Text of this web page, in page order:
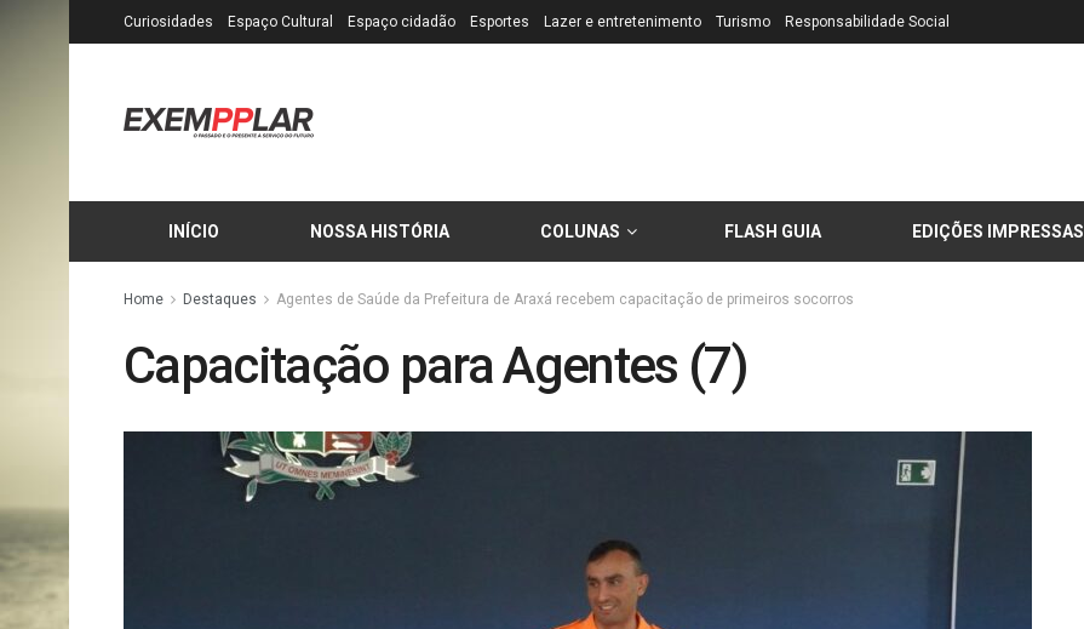
Curiosidades Espaço Cultural Espaço cidadão Esportes Lazer e entretenimento Turismo Responsabilidade Social
INÍCIO NOSSA HISTÓRIA COLUNAS FLASH GUIA EDIÇÕES IMPRESSAS
Home Destaques Agentes de Saúde da Prefeitura de Araxá recebem capacitação de primeiros socorros
Capacitação para Agentes (7)